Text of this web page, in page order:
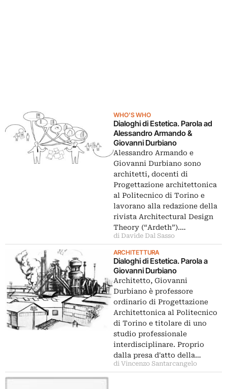
WHO'S WHO
Dialoghi di Estetica. Parola ad
Alessandro Armando &
Giovanni Durbiano
Alessandro Armando e
Giovanni Durbiano sono
architetti, docenti di
Progettazione architettonica
al Politecnico di Torino e
lavorano alla redazione della
rivista Architectural Design
Theory (“Ardeth”).…
di Davide Dal Sasso
ARCHITETTURA
Dialoghi di Estetica. Parola a
Giovanni Durbiano
Architetto, Giovanni
Durbiano è professore
ordinario di Progettazione
Architettonica al Politecnico
di Torino e titolare di uno
studio professionale
interdisciplinare. Proprio
dalla presa d'atto della…
di Vincenzo Santarcangelo